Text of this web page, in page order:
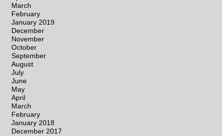
March
February
January 2019
December
November
October
September
August
July
June
May
April
March
February
January 2018
December 2017